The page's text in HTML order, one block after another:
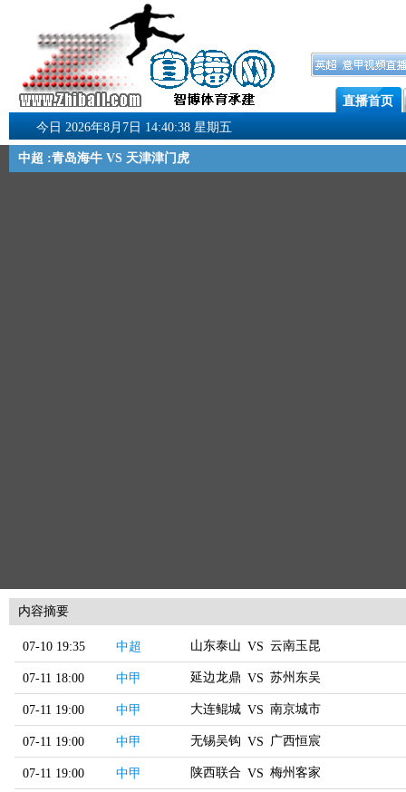
直播首页
今日 2026年8月7日 14:40:38 星期五
中超 :青岛海牛 VS 天津津门虎
内容摘要
07-10 19:35 中超 山东泰山 VS 云南玉昆
07-11 18:00 中甲 延边龙鼎 VS 苏州东吴
07-11 19:00 中甲 大连鲲城 VS 南京城市
07-11 19:00 中甲 无锡吴钩 VS 广西恒宸
07-11 19:00 中甲 陕西联合 VS 梅州客家